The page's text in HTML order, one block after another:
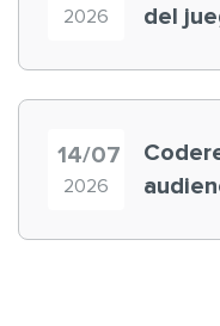
2026
del
14/07
2026